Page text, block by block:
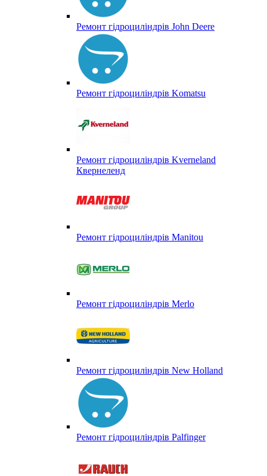
Ремонт гідроциліндрів John Deere
Ремонт гідроциліндрів Komatsu
Ремонт гідроциліндрів Kverneland
Квернеленд
Ремонт гідроциліндрів Manitou
Ремонт гідроциліндрів Merlo
Ремонт гідроциліндрів New Holland
Ремонт гідроциліндрів Palfinger